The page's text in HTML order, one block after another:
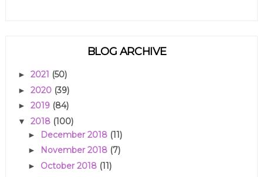
BLOG ARCHIVE
► 2021 (50)
► 2020 (39)
► 2019 (84)
▼ 2018 (100)
► December 2018 (11)
► November 2018 (7)
► October 2018 (11)